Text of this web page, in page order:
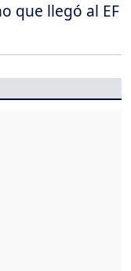
que llegó al EF